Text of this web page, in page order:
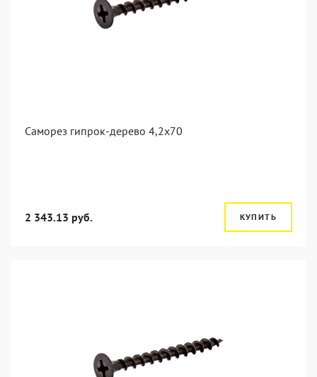
Саморез гипрок-дерево 4,2x70
2 343.13 руб. КУПИТЬ